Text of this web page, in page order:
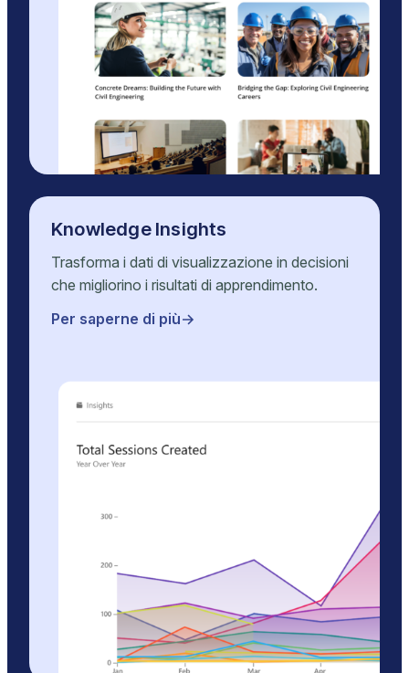
Knowledge Insights
Trasforma i dati di visualizzazione in decisioni
che migliorino i risultati di apprendimento.
Per saperne di più